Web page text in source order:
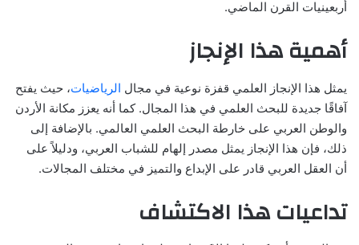
أربعينيات القرن الماضي.
أهمية هذا الإنجاز
يمثل هذا الإنجاز العلمي قفزة نوعية في مجال الرياضيات، حيث يفتح
آفاقًا جديدة للبحث العلمي في هذا المجال. كما أنه يعزز مكانة الأردن
والوطن العربي على خارطة البحث العلمي العالمي. بالإضافة إلى
ذلك، فإن هذا الإنجاز يمثل مصدر إلهام للشباب العربي، ودليلاً على
أن العقل العربي قادر على الإبداع والتميز في مختلف المجالات.
تداعيات هذا الاكتشاف